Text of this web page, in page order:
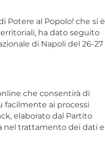
Potere al Popolo! che si è
ha dato seguito
di Napoli del 26-27
che consentirà di
facilmente ai processi
elaborato dal Partito
nel trattamento dei dati e